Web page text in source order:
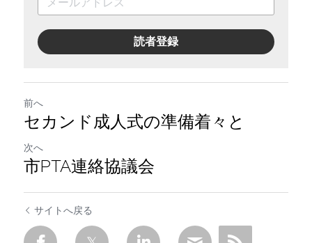
読者登録
前へ
セカンド成人式の準備着々と
次へ
市PTA連絡協議会
サイトへ戻る